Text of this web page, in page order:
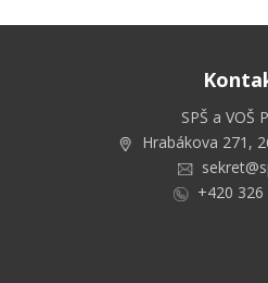
SPŠ a VOŠ
Hrabákova 271,
+420 326